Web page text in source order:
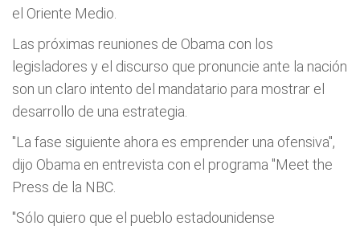
el Oriente Medio.
Las próximas reuniones de Obama con los
legisladores y el discurso que pronuncie ante la nación
son un claro intento del mandatario para mostrar el
desarrollo de una estrategia.
"La fase siguiente ahora es emprender una ofensiva",
dijo Obama en entrevista con el programa "Meet the
Press de la NBC.
"Sólo quiero que el pueblo estadounidense